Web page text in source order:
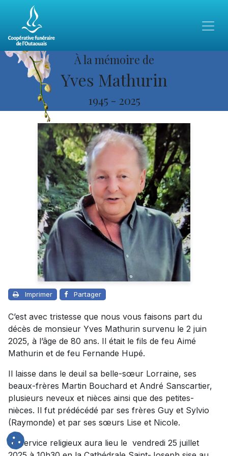
À la mémoire de
Yves Mathurin
1945 - 2025
Imprimer Partager
C’est avec tristesse que nous vous faisons part du
décès de monsieur Yves Mathurin survenu le 2 juin
2025, à l’âge de 80 ans. Il était le fils de feu Aimé
Mathurin et de feu Fernande Hupé.
Il laisse dans le deuil sa belle-sœur Lorraine, ses
beaux-frères Martin Bouchard et André Sanscartier,
plusieurs neveux et nièces ainsi que des petites-
nièces. Il fut prédécédé par ses frères Guy et Sylvio
(Raymonde) et par ses sœurs Lise et Nicole.
Le service religieux aura lieu le vendredi 25 juillet